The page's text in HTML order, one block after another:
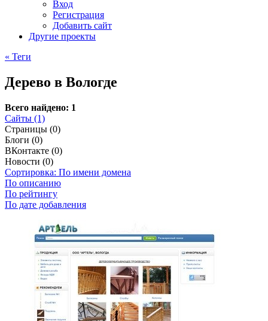
Вход
Регистрация
Добавить сайт
Другие проекты
« Теги
Дерево в Вологде
Всего найдено: 1
Сайты (1)
Страницы (0)
Блоги (0)
ВКонтакте (0)
Новости (0)
Сортировка: По имени домена
По описанию
По рейтингу
По дате добавления